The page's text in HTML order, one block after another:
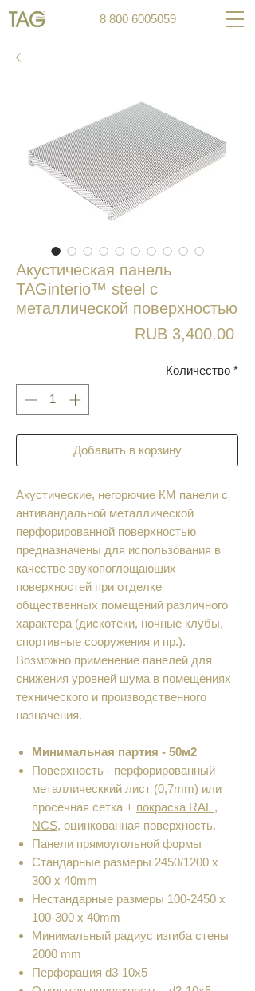
8 800 6005059
Акустическая панель
TAGinterio™ steel с
металлической поверхностью
RUB 3,400.00
Количество *
Добавить в корзину
Акустические, негорючие КМ панели с
антивандальной металлической
перфорированной поверхностью
предназначены для использования в
качестве звукопоглощающих
поверхностей при отделке
общественных помещений различного
характера (дискотеки, ночные клубы,
спортивные сооружения и пр.).
Возможно применение панелей для
снижения уровней шума в помещениях
технического и производственного
назначения.
Минимальная партия - 50м2
Поверхность - перфорированный
металлическкий лист (0,7mm) или
просечная сетка + покраска RAL ,
NCS, оцинкованная поверхность.
Панели прямоугольной формы
Cтандарные размеры 2450/1200 x
300 x 40mm
Нестандарные размеры 100-2450 x
100-300 x 40mm
Минимальный радиус изгиба стены
2000 mm
Перфорация d3-10x5